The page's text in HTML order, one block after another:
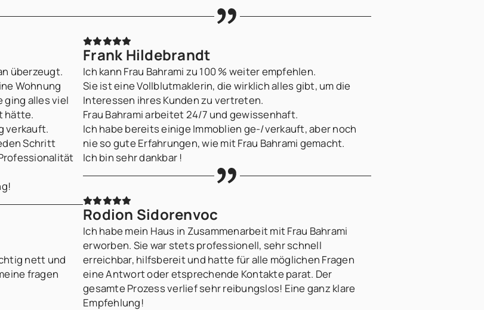
überzeugt.
Wohnung
ging alles viel
hätte.
verkauft.
Schritt
nett und
fragen
Frank Hildebrandt
Ich kann Frau Bahrami zu 100 % weiter empfehlen.
Sie ist eine Vollblutmaklerin, die wirklich alles gibt, um die
Interessen ihres Kunden zu vertreten.
Frau Bahrami arbeitet 24/7 und gewissenhaft.
Ich habe bereits einige Immoblien ge-/verkauft, aber noch
nie so gute Erfahrungen, wie mit Frau Bahrami gemacht.
Ich bin sehr dankbar !
Rodion Sidorenvoc
Ich habe mein Haus in Zusammenarbeit mit Frau Bahrami
erworben. Sie war stets professionell, sehr schnell
erreichbar, hilfsbereit und hatte für alle möglichen Fragen
eine Antwort oder etsprechende Kontakte parat. Der
gesamte Prozess verlief sehr reibungslos! Eine ganz klare
Empfehlung!